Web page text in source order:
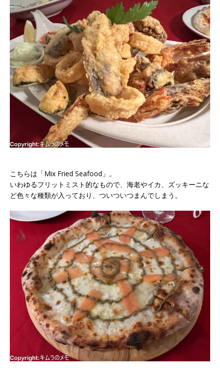
こちらは「Mix Fried Seafood」。
いわゆるフリットミスト的なもので、海老やイカ、ズッキーニな
ど色々な種類が入っており、ついついつまんでしまう。